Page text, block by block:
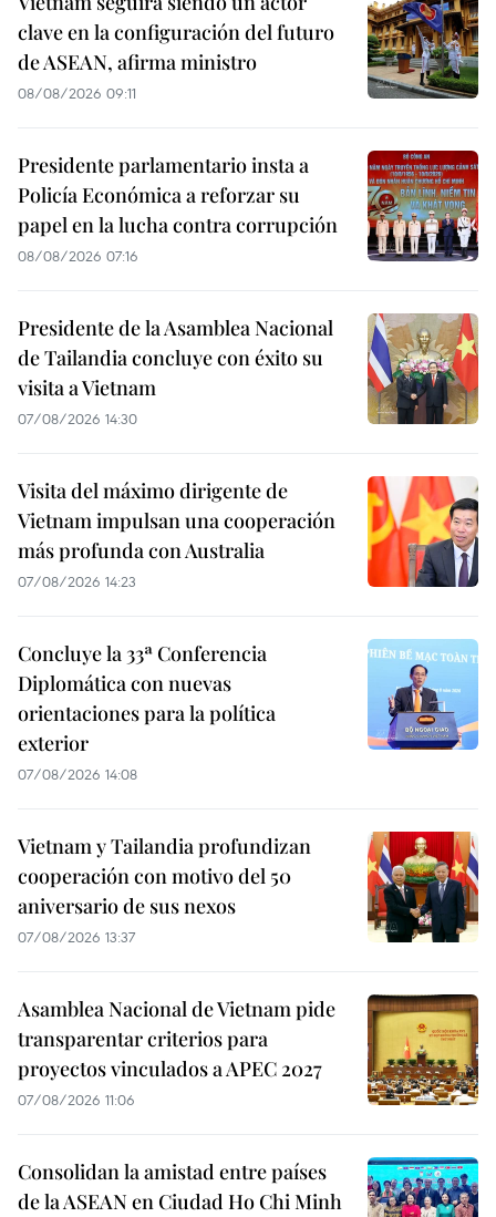
clave en la configuración del futuro
de ASEAN, afirma ministro
08/08/2026 09:11
Presidente parlamentario insta a
Policía Económica a reforzar su
papel en la lucha contra corrupción
08/08/2026 07:16
Presidente de la Asamblea Nacional
de Tailandia concluye con éxito su
visita a Vietnam
07/08/2026 14:30
Visita del máximo dirigente de
Vietnam impulsan una cooperación
más profunda con Australia
07/08/2026 14:23
Concluye la 33ª Conferencia
Diplomática con nuevas
orientaciones para la política
exterior
07/08/2026 14:08
Vietnam y Tailandia profundizan
cooperación con motivo del 50
aniversario de sus nexos
07/08/2026 13:37
Asamblea Nacional de Vietnam pide
transparentar criterios para
proyectos vinculados a APEC 2027
07/08/2026 11:06
Consolidan la amistad entre países
de la ASEAN en Ciudad Ho Chi Minh